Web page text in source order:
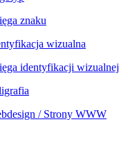
znaku
wizualna
identyfikacji wizualnej
/ Strony WWW